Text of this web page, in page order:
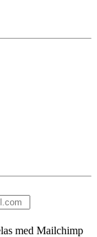
med Mailchimp